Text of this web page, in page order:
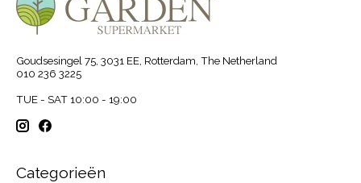
Goudsesingel 75, 3031 EE, Rotterdam, The Netherland
010 236 3225
TUE - SAT 10:00 - 19:00
Categorieën